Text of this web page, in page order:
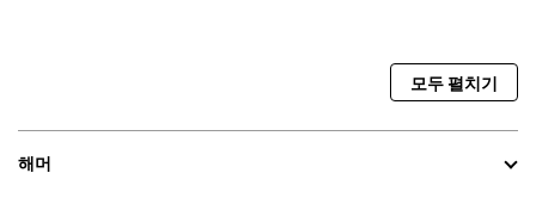
모두 펼치기
해머